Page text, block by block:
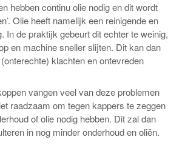
hebben continu olie nodig en dit wordt
Olie heeft namelijk een reinigende en
In de praktijk gebeurt dit echter te weinig,
en machine sneller slijten. Dit kan dan
klachten en ontevreden
vangen veel van deze problemen
raadzaam om tegen kappers te zeggen
of olie nodig hebben. Dit zal dan
in nog minder onderhoud en oliën.